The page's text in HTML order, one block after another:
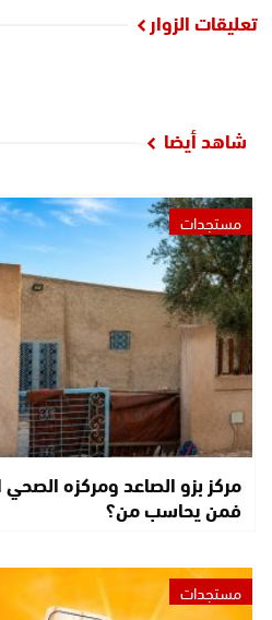
تعليقات الزوار
شاهد أيضا
مستجدات
مركز بزو الصاعد ومركزه
فمن يحاسب من؟
مستجدات